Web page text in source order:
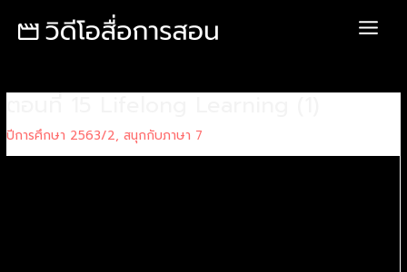
Main
ปีการศึกษา 2563/2,สนุกกับภาษา 7
navigation